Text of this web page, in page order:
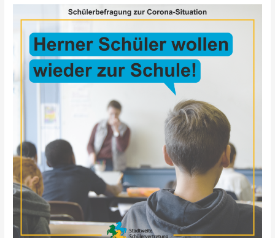
wollen
wieder
zur
Schule